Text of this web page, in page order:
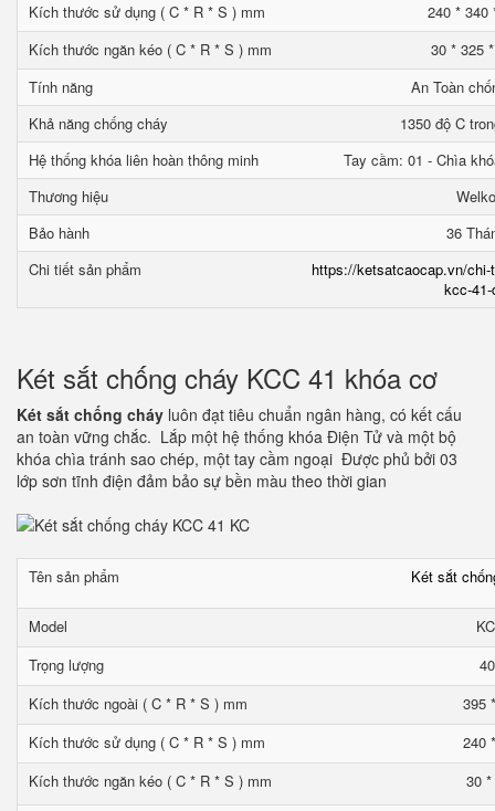
Kích thước sử dụng ( C * R * S ) mm
240 * 340
Kích thước ngăn kéo ( C * R * S ) mm
30 * 325
Tính năng
An Toàn
Khả năng chống cháy
1350 độ C
Hệ thống khóa liên hoàn thông minh
Tay cầm: 01 - Chìa
Thương hiệu
Welko
Bảo hành
36
Chi tiết sản phẩm
https://ketsatcaocap.vn/
kcc-
Két sắt chống cháy KCC 41 khóa cơ
Két sắt chống cháy luôn đạt tiêu chuẩn ngân hàng, có kết cấu
an toàn vững chắc. Lắp một hệ thống khóa Điện Tử và một bộ
khóa chìa tránh sao chép, một tay cầm ngoại Được phủ bởi 03
lớp sơn tĩnh điện đảm bảo sự bền màu theo thời gian
Tên sản phẩm Két sắt
Model
Trọng lượng
Kích thước ngoài ( C * R * S ) mm
395
Kích thước sử dụng ( C * R * S ) mm
240
Kích thước ngăn kéo ( C * R * S ) mm
30